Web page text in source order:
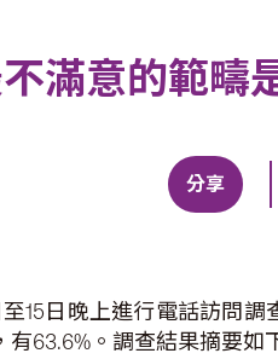
滿意的範疇
分享
15日晚上進行電話訪問調
63.6%。調查結果摘要如